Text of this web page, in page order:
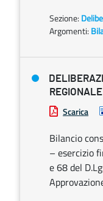
Sezione:
Argomenti:
Scarica
Bilancio
– esercizio
e 68 del